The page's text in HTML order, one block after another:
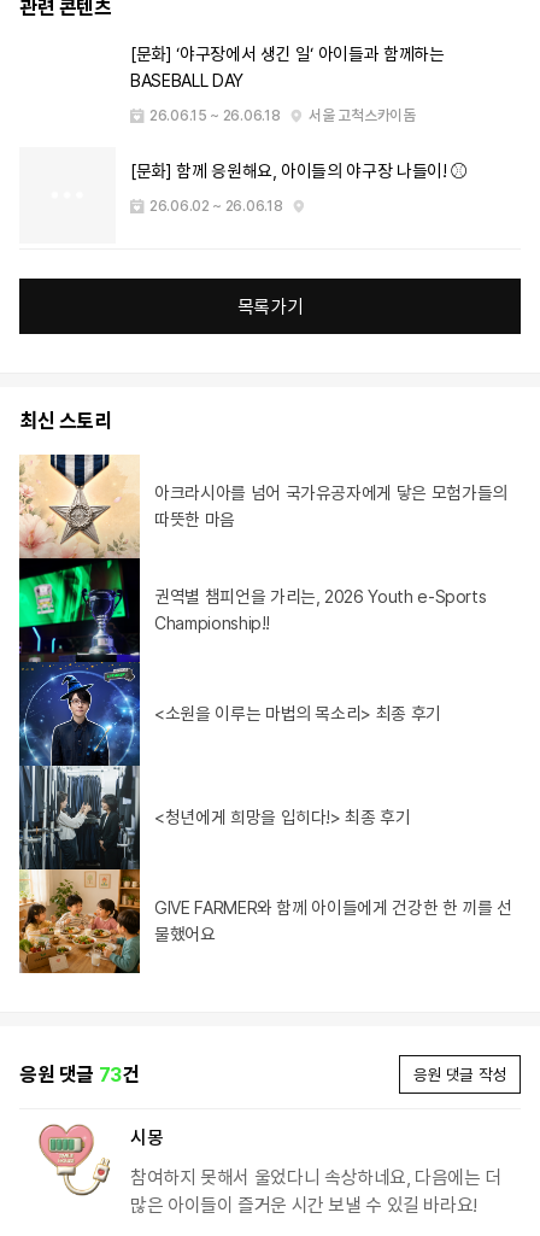
관련 콘텐츠
[문화] ‘야구장에서 생긴 일‘ 아이들과 함께하는
BASEBALL DAY
26.06.15 ~ 26.06.18 서울 고척스카이돔
[문화] 함께 응원해요, 아이들의 야구장 나들이! ⚾
26.06.02 ~ 26.06.18
목록가기
최신 스토리
아크라시아를 넘어 국가유공자에게 닿은 모험가들의
따뜻한 마음
권역별 챔피언을 가리는, 2026 Youth e-Sports
Championship!!
<소원을 이루는 마법의 목소리> 최종 후기
<청년에게 희망을 입히다!> 최종 후기
GIVE FARMER와 함께 아이들에게 건강한 한 끼를 선
물했어요
응원 댓글 73건 응원 댓글 작성
시몽
참여하지 못해서 울었다니 속상하네요, 다음에는 더
많은 아이들이 즐거운 시간 보낼 수 있길 바라요!